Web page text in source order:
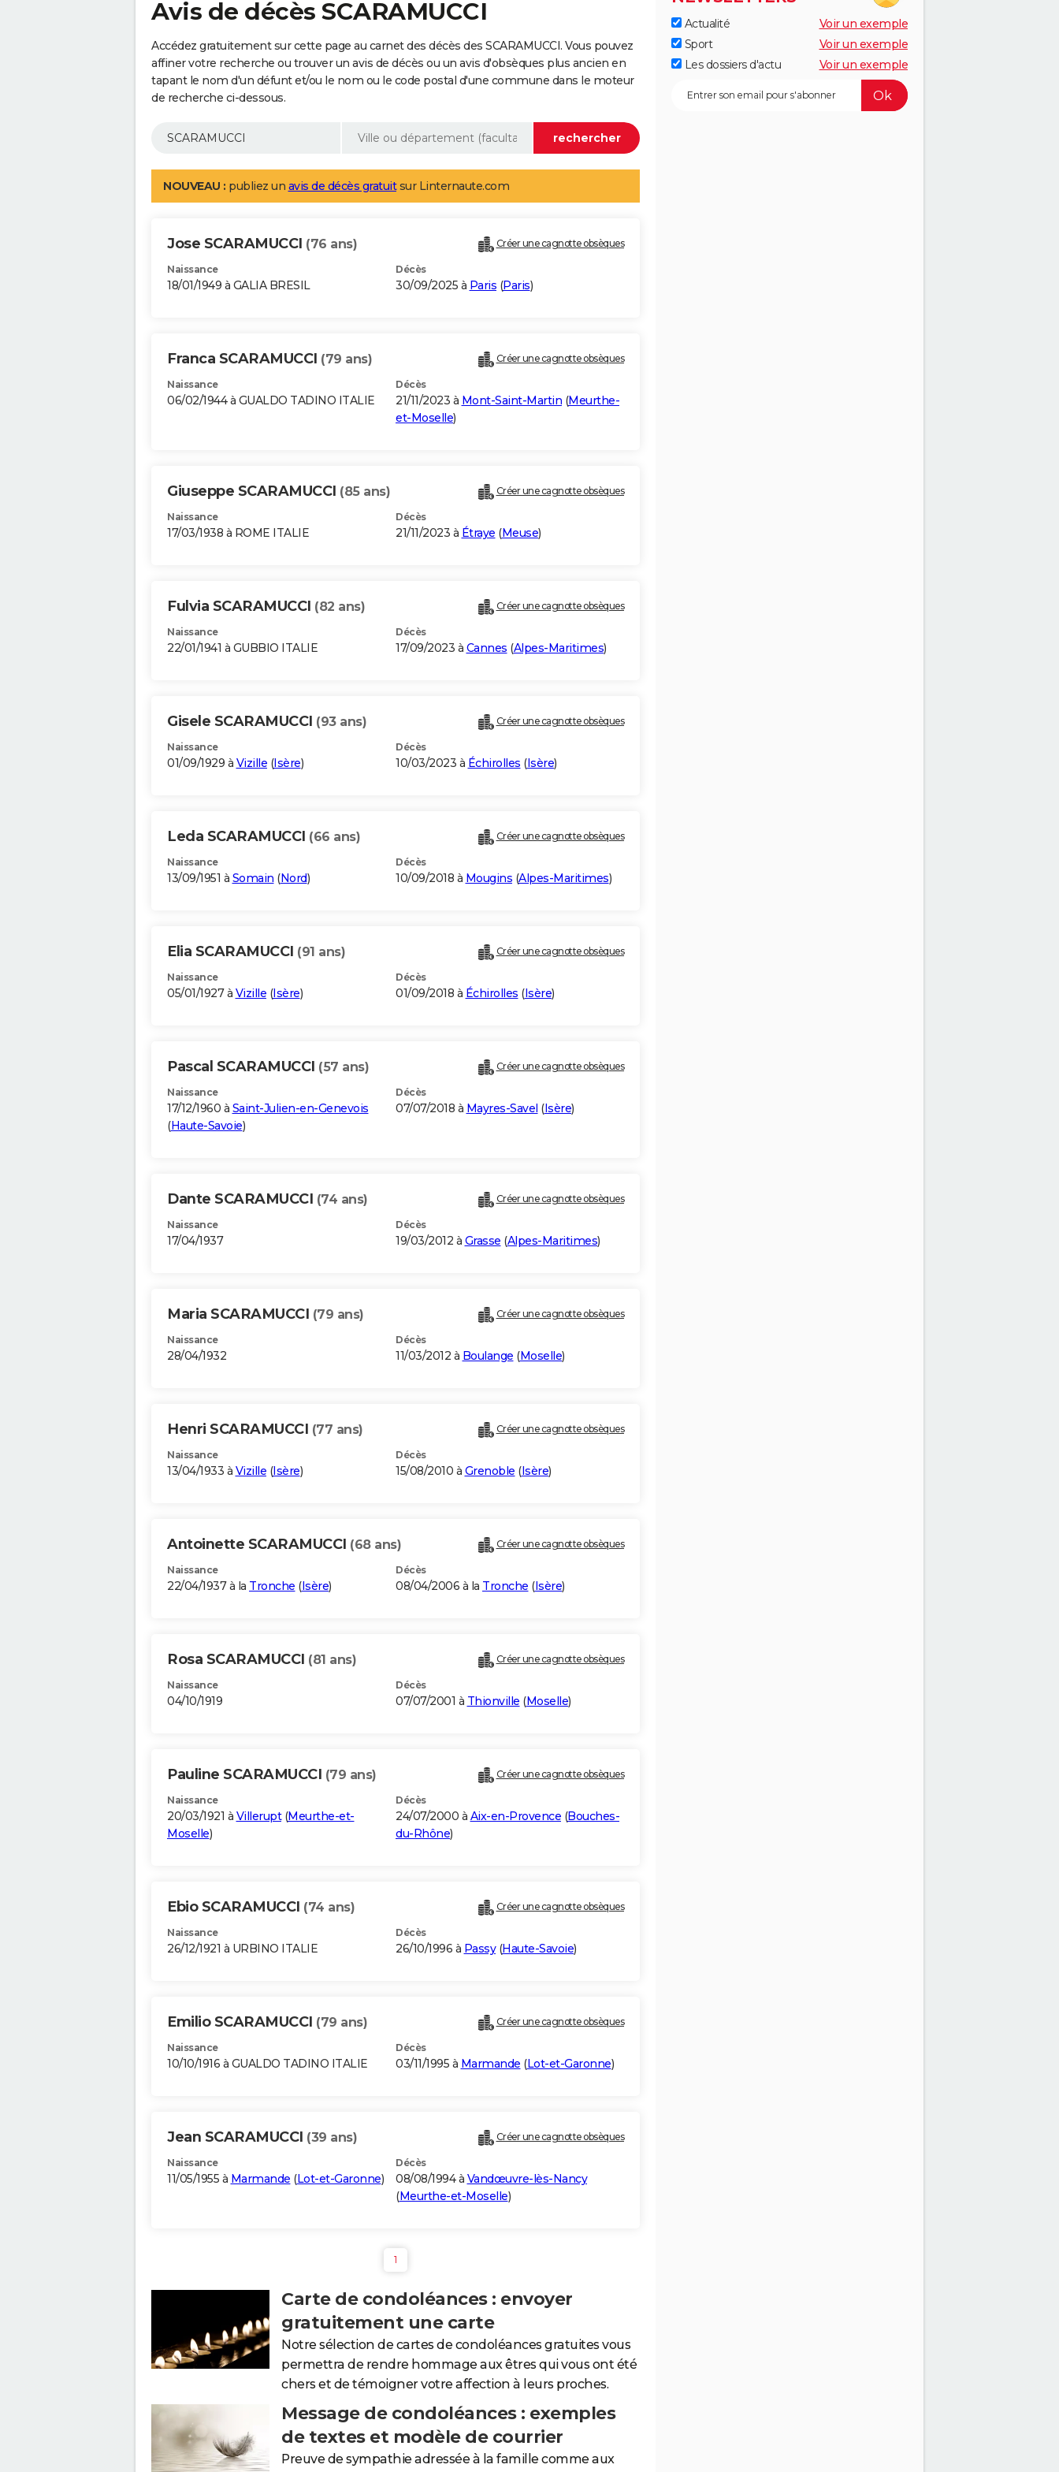
Avis de décès SCARAMUCCI
Accédez gratuitement sur cette page au carnet des décès des SCARAMUCCI. Vous pouvez
affiner votre recherche ou trouver un avis de décès ou un avis d'obsèques plus ancien en
tapant le nom d'un défunt et/ou le nom ou le code postal d'une commune dans le moteur
de recherche ci-dessous.
NOUVEAU : publiez un avis de décès gratuitsur Linternaute.com
Jose SCARAMUCCI (76 ans) Créer une cagnotte obsèques
Naissance
18/01/1949 à GALIA BRESIL
Décès
30/09/2025 à Paris (Paris)
Franca SCARAMUCCI (79 ans) Créer une cagnotte obsèques
Naissance
06/02/1944 à GUALDO TADINO ITALIE
Décès
21/11/2023 à Mont-Saint-Martin (Meurthe-
et-Moselle)
Giuseppe SCARAMUCCI (85 ans) Créer une cagnotte obsèques
Naissance
17/03/1938 à ROME ITALIE
Décès
21/11/2023 à Étraye (Meuse)
Fulvia SCARAMUCCI (82 ans) Créer une cagnotte obsèques
Naissance
22/01/1941 à GUBBIO ITALIE
Décès
17/09/2023 à Cannes (Alpes-Maritimes)
Gisele SCARAMUCCI (93 ans) Créer une cagnotte obsèques
Naissance
01/09/1929 à Vizille (Isère)
Décès
10/03/2023 à Échirolles (Isère)
Leda SCARAMUCCI (66 ans) Créer une cagnotte obsèques
Naissance
13/09/1951 à Somain (Nord)
Décès
10/09/2018 à Mougins (Alpes-Maritimes)
Elia SCARAMUCCI (91 ans) Créer une cagnotte obsèques
Naissance
05/01/1927 à Vizille (Isère)
Décès
01/09/2018 à Échirolles (Isère)
Pascal SCARAMUCCI (57 ans) Créer une cagnotte obsèques
Naissance
17/12/1960 à Saint-Julien-en-Genevois
(Haute-Savoie)
Décès
07/07/2018 à Mayres-Savel (Isère)
Dante SCARAMUCCI (74 ans) Créer une cagnotte obsèques
Naissance
17/04/1937
Décès
19/03/2012 à Grasse (Alpes-Maritimes)
Maria SCARAMUCCI (79 ans) Créer une cagnotte obsèques
Naissance
28/04/1932
Décès
11/03/2012 à Boulange (Moselle)
Henri SCARAMUCCI (77 ans) Créer une cagnotte obsèques
Naissance
13/04/1933 à Vizille (Isère)
Décès
15/08/2010 à Grenoble (Isère)
Antoinette SCARAMUCCI (68 ans) Créer une cagnotte obsèques
Naissance
22/04/1937 à la Tronche (Isère)
Décès
08/04/2006 à la Tronche (Isère)
Rosa SCARAMUCCI (81 ans) Créer une cagnotte obsèques
Naissance
04/10/1919
Décès
07/07/2001 à Thionville (Moselle)
Pauline SCARAMUCCI (79 ans) Créer une cagnotte obsèques
Naissance
20/03/1921 à Villerupt(Meurthe-et-
Moselle)
Décès
24/07/2000 à Aix-en-Provence (Bouches-
du-Rhône)
Ebio SCARAMUCCI (74 ans) Créer une cagnotte obsèques
Naissance
26/12/1921 à URBINO ITALIE
Décès
26/10/1996 à Passy(Haute-Savoie)
Emilio SCARAMUCCI (79 ans) Créer une cagnotte obsèques
Naissance
10/10/1916 à GUALDO TADINO ITALIE
Décès
03/11/1995 à Marmande (Lot-et-Garonne)
Jean SCARAMUCCI (39 ans) Créer une cagnotte obsèques
Naissance
11/05/1955 à Marmande (Lot-et-Garonne)
Décès
08/08/1994 à Vandœuvre-lès-Nancy
(Meurthe-et-Moselle)
1
Carte de condoléances : envoyer
gratuitement une carte
Notre sélection de cartes de condoléances gratuites vous
permettra de rendre hommage aux êtres qui vous ont été
chers et de témoigner votre affection à leurs proches.
Message de condoléances : exemples
de textes et modèle de courrier
Preuve de sympathie adressée à la famille comme aux
Actualité
Voir un exemple
Sport
Voir un exemple
Les dossiers d'actu
Voir un exemple